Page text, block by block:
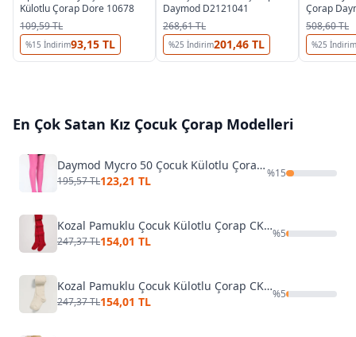
Külotlu Çorap Dore 10678
109,59 TL
%15 İndirim93,15 TL
Daymod D2121041
268,61 TL
%25 İndirim201,46 TL
Çorap
508,60 TL
%25 İndirim
En Çok Satan Kız Çocuk Çorap Modelleri
Daymod Mycro 50 Çocuk Külotlu Çorap D2112001
195,57 TL123,21 TL
%15
Kozal Pamuklu Çocuk Külotlu Çorap CKOZ01442
247,37 TL154,01 TL
%5
Kozal Pamuklu Çocuk Külotlu Çorap CKOZ01442 Kırmızı
247,37 TL154,01 TL
%5